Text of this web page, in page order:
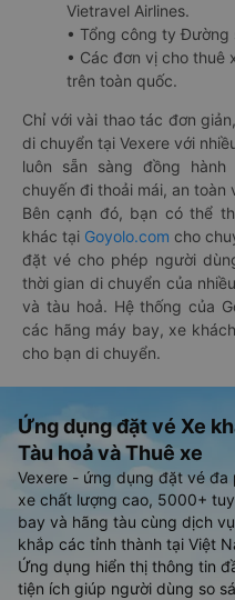
Vietravel Airlines.
• Tổng công ty Đường
• Các đơn vị cho thuê
trên toàn quốc.
Chỉ với vài thao tác đơn
di chuyển tại Vexere với
luôn sẵn sàng đồng
chuyến đi thoải mái, an toàn
Bên cạnh đó, bạn có thể
khác tại Goyolo.com cho
đặt vé cho phép người
thời gian di chuyển của
và tàu hoả. Hệ thống của
các hãng máy bay, xe
cho bạn di chuyển.
Ứng dụng đặt vé Xe
Tàu hoả và Thuê xe
Vexere - ứng dụng đặt vé
xe chất lượng cao, 5000+
bay và hãng tàu cùng dịch
khắp các tỉnh thành tại Việt
Ứng dụng hiển thị thông tin
tiện ích giúp người dùng so